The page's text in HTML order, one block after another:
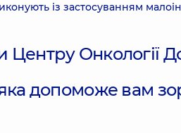
із застосуванням
допоможе вам